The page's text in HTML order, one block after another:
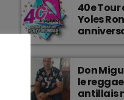
40e
Yoles
passion
Don
le
antillais